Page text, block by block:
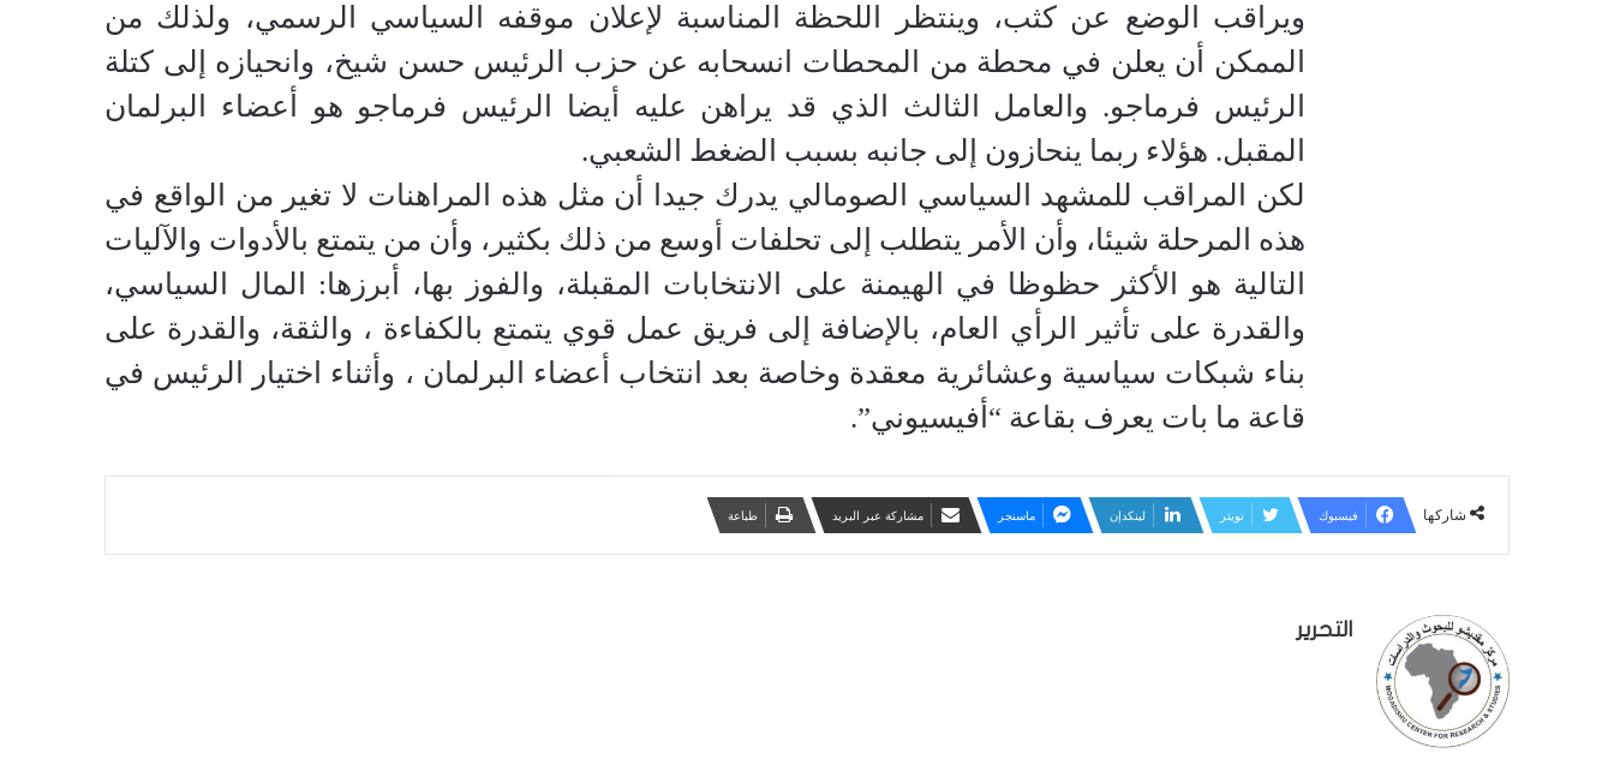
ويراقب الوضع عن كثب، وينتظر اللحظة المناسبة لإعلان موقفه السياسي الرسمي، ولذلك من
الممكن أن يعلن في محطة من المحطات انسحابه عن حزب الرئيس حسن شيخ، وانحيازه إلى كتلة
الرئيس فرماجو. والعامل الثالث الذي قد يراهن عليه أيضا الرئيس فرماجو هو أعضاء البرلمان
المقبل. هؤلاء ربما ينحازون إلى جانبه بسبب الضغط الشعبي.
لكن المراقب للمشهد السياسي الصومالي يدرك جيدا أن مثل هذه المراهنات لا تغير من الواقع في
هذه المرحلة شيئا، وأن الأمر يتطلب إلى تحلفات أوسع من ذلك بكثير، وأن من يتمتع بالأدوات والآليات
التالية هو الأكثر حظوظا في الهيمنة على الانتخابات المقبلة، والفوز بها، أبرزها: المال السياسي،
والقدرة على تأثير الرأي العام، بالإضافة إلى فريق عمل قوي يتمتع بالكفاءة ، والثقة، والقدرة على
بناء شبكات سياسية وعشائرية معقدة وخاصة بعد انتخاب أعضاء البرلمان ، وأثناء اختيار الرئيس في
قاعة ما بات يعرف بقاعة “أفيسيوني”.
شاركها فيسبوك تويتر لينكدإن ماسنجر مشاركة عبر البريد طباعة
التحرير